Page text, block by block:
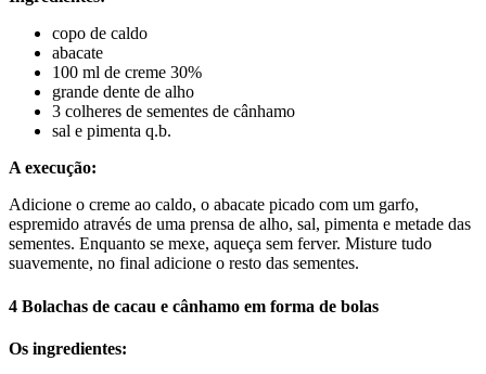
copo de caldo
abacate
100 ml de creme 30%
grande dente de alho
3 colheres de sementes de cânhamo
sal e pimenta q.b.
A execução:
Adicione o creme ao caldo, o abacate picado com um garfo,
espremido através de uma prensa de alho, sal, pimenta e metade das
sementes. Enquanto se mexe, aqueça sem ferver. Misture tudo
suavemente, no final adicione o resto das sementes.
4 Bolachas de cacau e cânhamo em forma de bolas
Os ingredientes: